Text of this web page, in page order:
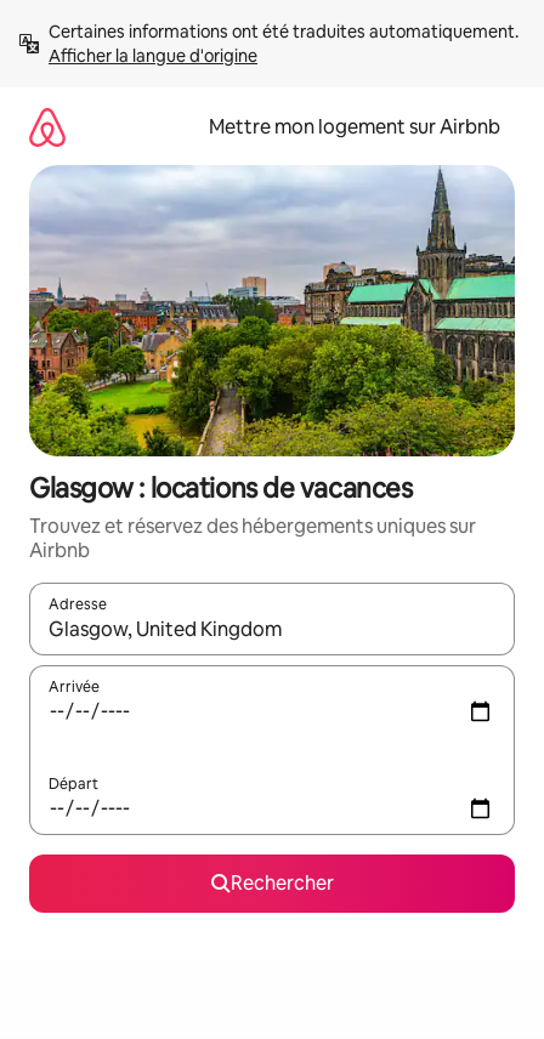
directement
Afficher la langue d'origine
Mettre mon logement sur Airbnb
Glasgow : locations de vacances
Trouvez et réservez des hébergements uniques sur
Airbnb
Adresse
Lorsque les résultats s'affichent, utilisez les flèches vers le
Arrivée
Départ
Rechercher